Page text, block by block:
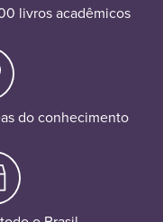
livros acadêmicos
do conhecimento